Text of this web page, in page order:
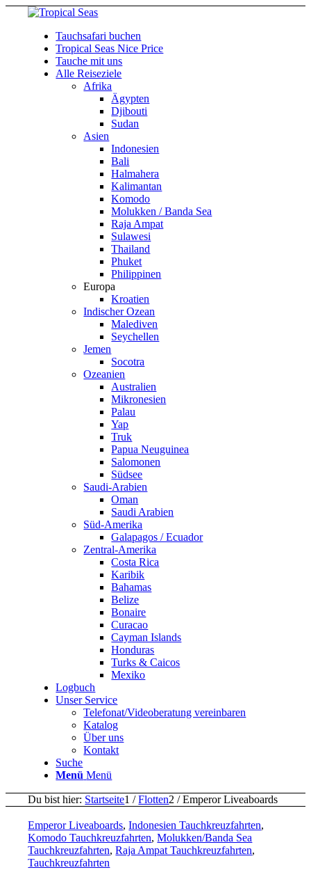
Tauchsafari buchen
Tropical Seas Nice Price
Tauche mit uns
Alle Reiseziele
Afrika
Ägypten
Djibouti
Sudan
Asien
Indonesien
Bali
Halmahera
Kalimantan
Komodo
Molukken / Banda Sea
Raja Ampat
Sulawesi
Thailand
Phuket
Philippinen
Europa
Kroatien
Indischer Ozean
Malediven
Seychellen
Jemen
Socotra
Ozeanien
Australien
Mikronesien
Palau
Yap
Truk
Papua Neuguinea
Salomonen
Südsee
Saudi-Arabien
Oman
Saudi Arabien
Süd-Amerika
Galapagos / Ecuador
Zentral-Amerika
Costa Rica
Karibik
Bahamas
Belize
Bonaire
Curacao
Cayman Islands
Honduras
Turks & Caicos
Mexiko
Logbuch
Unser Service
Telefonat/Videoberatung vereinbaren
Katalog
Über uns
Kontakt
Suche
Menü Menü
Du bist hier: Startseite1 / Flotten2 / Emperor Liveaboards
Emperor Liveaboards,Indonesien Tauchkreuzfahrten,
Komodo Tauchkreuzfahrten,Molukken/Banda Sea
Tauchkreuzfahrten,Raja Ampat Tauchkreuzfahrten,
Tauchkreuzfahrten